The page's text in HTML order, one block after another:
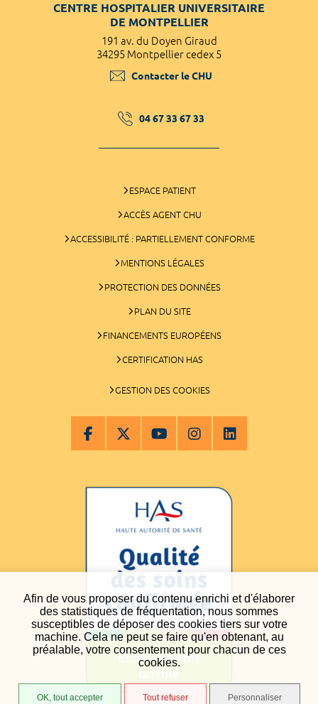
Afin de vous proposer du contenu enrichi et d'élaborer
des statistiques de fréquentation, nous sommes
susceptibles de déposer des cookies tiers sur votre
machine. Cela ne peut se faire qu'en obtenant, au
préalable, votre consentement pour chacun de ces
cookies.
OK, tout accepter Tout refuser Personnaliser
CENTRE HOSPITALIER UNIVERSITAIRE
DE MONTPELLIER
191 av. du Doyen Giraud
34295 Montpellier cedex 5
Contacter le CHU
04 67 33 67 33
ESPACE PATIENT
ACCÈS AGENT CHU
ACCESSIBILITÉ : PARTIELLEMENT CONFORME
MENTIONS LÉGALES
PROTECTION DES DONNÉES
PLAN DU SITE
FINANCEMENTS EUROPÉENS
CERTIFICATION HAS
GESTION DES COOKIES